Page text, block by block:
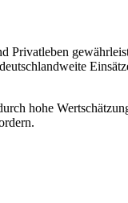
Privatleben
hohe